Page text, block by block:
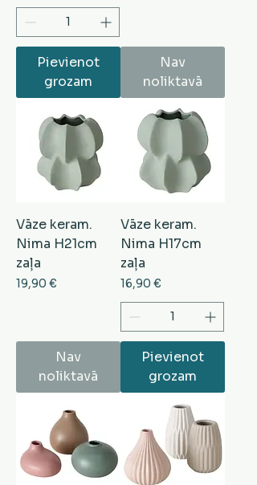
Pievienot
grozam
Nav
noliktavā
Vāze keram.
Nima H21cm
zaļa
Cena
19,90 €
Nav
noliktavā
Vāze keram.
Nima H17cm
zaļa
Cena
16,90 €
Pievienot
grozam